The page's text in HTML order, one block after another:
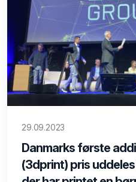
29.09.2023
Danmarks første
(3dprint) pris